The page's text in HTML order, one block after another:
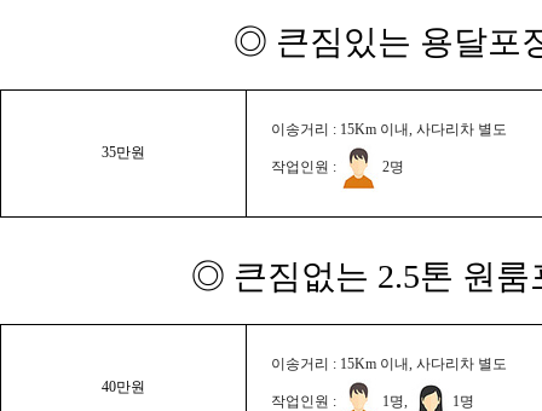
◎ 큰짐있는 용달포
35만원
이송거리 : 15Km 이내, 사다리차 별도
작업인원 : 2명
◎ 큰짐없는 2.5톤 원룸
40만원
이송거리 : 15Km 이내, 사다리차 별도
작업인원 : 1명, 1명